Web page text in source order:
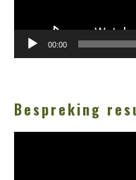
00:00
Bespreking